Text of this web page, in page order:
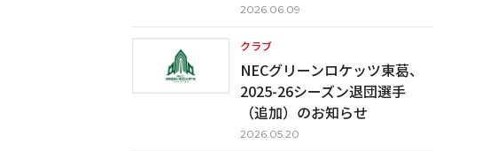
2026.06.09
クラブ
NECグリーンロケッツ東葛、
2025-26シーズン退団選手
（追加）のお知らせ
2026.05.20